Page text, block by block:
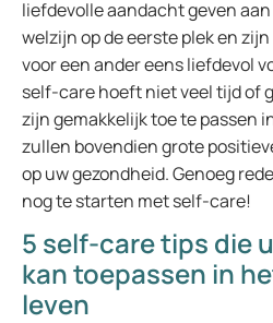
liefdevolle aandacht geven
welzijn op de eerste plek en
voor een ander eens liefdevol
self-care hoeft niet veel tijd of
zijn gemakkelijk toe te passen
zullen bovendien grote
op uw gezondheid. Genoeg
nog te starten met self-care!
5 self-care tips die
kan toepassen in
leven